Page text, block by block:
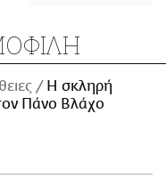
H σκληρή
Πάνο Βλάχο